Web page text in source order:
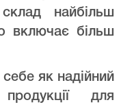
найбільш
включає більш
як надійний
продукції для